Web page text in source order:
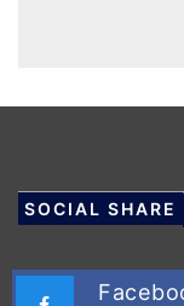
SOCIAL SHARE